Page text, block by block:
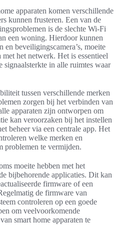
apparaten komen verschillende
kunnen frusteren. Een van de
is de slechte Wi-Fi
een woning. Hierdoor kunnen
en beveiligingscamera’s, moeite
het netwerk. Het is essentieel
signaalsterkte in alle ruimtes waar
tussen verschillende merken
zorgen bij het verbinden van
apparaten zijn ontworpen om
kan veroorzaken bij het instellen
beheer via een centrale app. Het
welke merken en
problemen te vermijden.
moeite hebben met het
bijbehorende applicaties. Dit kan
firmware of een
de firmware van
controleren op een goede
om veelvoorkomende
smart home apparaten te